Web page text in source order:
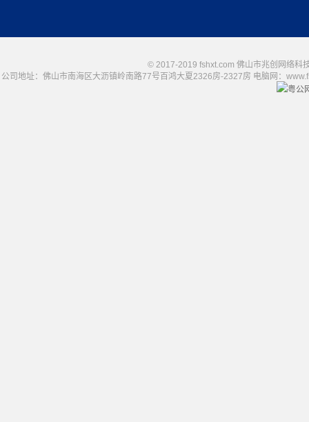
© 2017-2019 fshxt.com 佛山市兆创网络科
公司地址：佛山市南海区大沥镇岭南路77号百鸿大夏2326房-2327房 电脑网：
粤公